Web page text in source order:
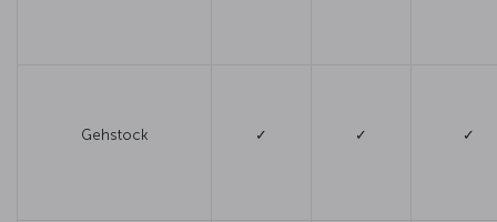
Gehstock ✓ ✓ ✓